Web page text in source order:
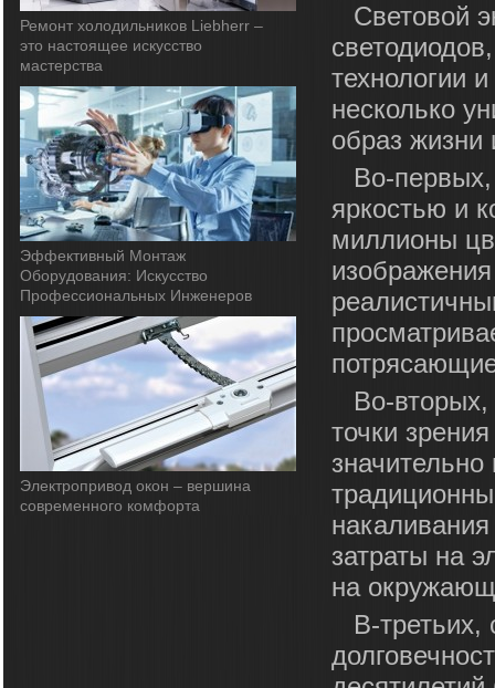
Ремонт холодильников Liebherr –
это настоящее искусство
мастерства
Эффективный Монтаж
Оборудования: Искусство
Профессиональных Инженеров
Электропривод окон – вершина
современного комфорта
Световой
технологии
несколько
образ
Во-
яркостью и
миллионы
Во-
точки
затраты на
на
В-